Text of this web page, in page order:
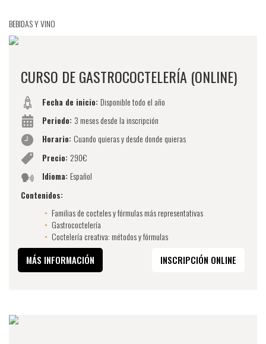
BEBIDAS Y VINO
CURSO DE GASTROCOCTELERÍA (ONLINE)
Fecha de inicio: Disponible todo el año
Periodo: 3 meses desde la inscripción
Horario: Cuando quieras y desde donde quieras
Precio: 290€
Idioma: Español
Contenidos:
Familias de cocteles y fórmulas más representativas
Gastrococtelería
Coctelería creativa: métodos y fórmulas
MÁS INFORMACIÓN INSCRIPCIÓN ONLINE